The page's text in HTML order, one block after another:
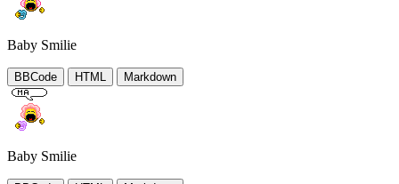
Baby Smilie
BBCode HTML Markdown
Baby Smilie